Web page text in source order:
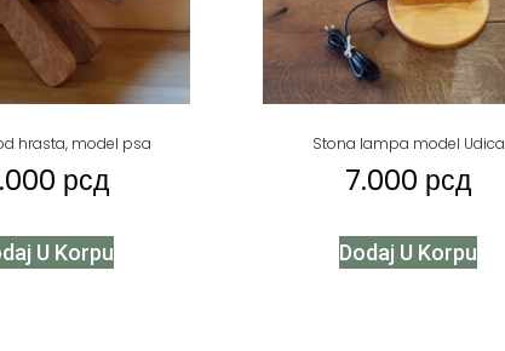
hrasta, model psa
рсд
U Korpu
Stona lampa model Udica
7.000 рсд
Dodaj U Korpu